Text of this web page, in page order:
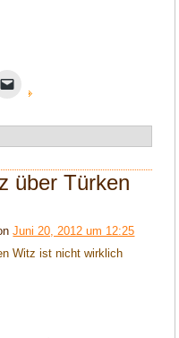
über Türken
Juni 20, 2012 um 12:25
Witz ist nicht wirklich